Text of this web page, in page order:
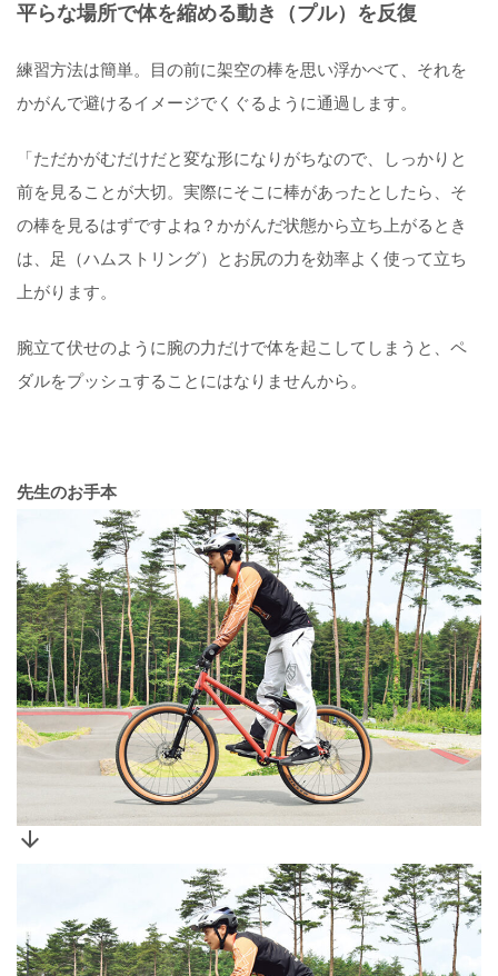
平らな場所で体を縮める動き（プル）を反復
練習方法は簡単。目の前に架空の棒を思い浮かべて、それを
かがんで避けるイメージでくぐるように通過します。
「ただかがむだけだと変な形になりがちなので、しっかりと
前を見ることが大切。実際にそこに棒があったとしたら、そ
の棒を見るはずですよね？かがんだ状態から立ち上がるとき
は、足（ハムストリング）とお尻の力を効率よく使って立ち
上がります。
腕立て伏せのように腕の力だけで体を起こしてしまうと、ペ
ダルをプッシュすることにはなりませんから。
先生のお手本
arrow_downward